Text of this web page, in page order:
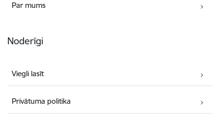
Par mums
Noderīgi
Viegli lasīt
Privātuma politika